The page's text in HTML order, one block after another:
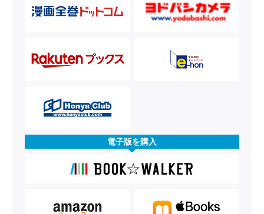
電子版を購入